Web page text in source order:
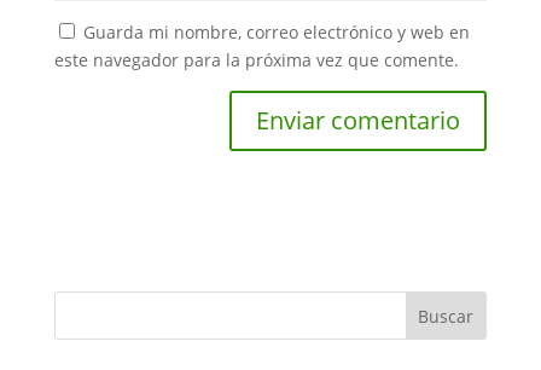
Guarda mi nombre, correo electrónico y web en
este navegador para la próxima vez que comente.